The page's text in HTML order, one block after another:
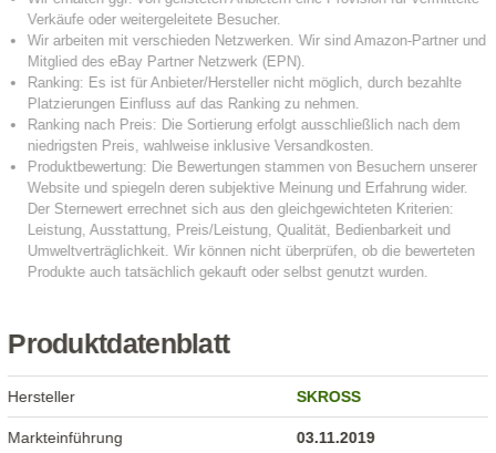
Produktdatenblatt
Hersteller SKROSS
Markteinführung 03.11.2019